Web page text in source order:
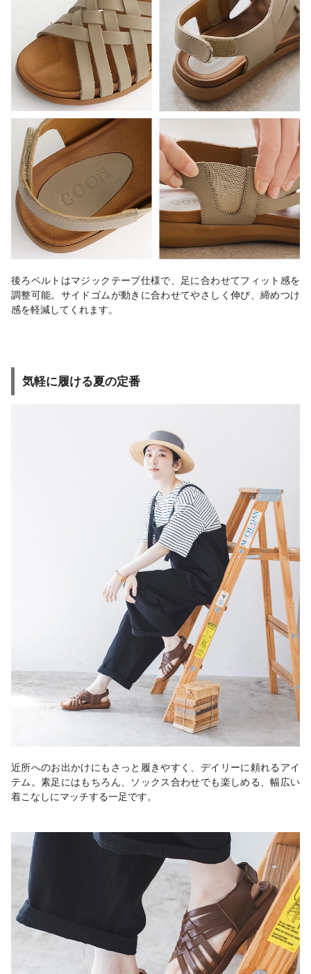
後ろベルトはマジックテープ仕様で、足に合わせてフィット感を
調整可能。サイドゴムが動きに合わせてやさしく伸び、締めつけ
感を軽減してくれます。
気軽に履ける夏の定番
近所へのお出かけにもさっと履きやすく、デイリーに頼れるアイ
テム。素足にはもちろん、ソックス合わせでも楽しめる、幅広い
着こなしにマッチする一足です。